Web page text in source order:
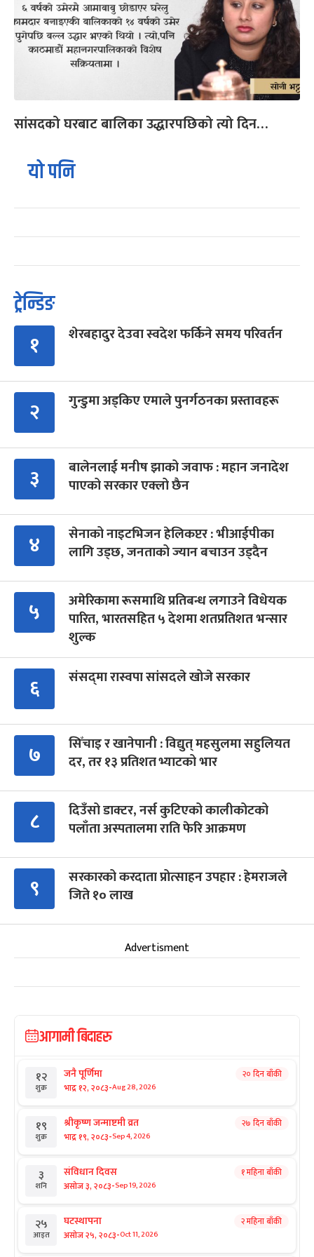
सांसदको घरबाट बालिका उद्धारपछिको त्यो दिन…
यो पनि
ट्रेन्डिङ
१ शेरबहादुर देउवा स्वदेश फर्किने समय परिवर्तन
२ गुन्डुमा अड्किए एमाले पुनर्गठनका प्रस्तावहरू
३
बालेनलाई मनीष झाको जवाफ : महान जनादेश
पाएको सरकार एक्लो छैन
४
सेनाको नाइटभिजन हेलिकप्टर : भीआईपीका
लागि उड्छ, जनताको ज्यान बचाउन उड्दैन
५
अमेरिकामा रूसमाथि प्रतिबन्ध लगाउने विधेयक
पारित, भारतसहित ५ देशमा शतप्रतिशत भन्सार
शुल्क
६ संसद्‍मा रास्वपा सांसदले खोजे सरकार
७
सिँचाइ र खानेपानी : विद्युत् महसुलमा सहुलियत
दर, तर १३ प्रतिशत भ्याटको भार
८
दिउँसो डाक्टर, नर्स कुटिएको कालीकोटको
पलाँता अस्पतालमा राति फेरि आक्रमण
९
सरकारको करदाता प्रोत्साहन उपहार : हेमराजले
जिते १० लाख
Advertisment
आगामी बिदाहरु
१२
शुक्र
जनै पूर्णिमा
भाद्र १२, २०८३-Aug 28, 2026
२० दिन बाँकी
१९
शुक्र
श्रीकृष्ण जन्माष्टमी व्रत
भाद्र १९, २०८३-Sep 4, 2026
२७ दिन बाँकी
३
शनि
संविधान दिवस
असोज ३, २०८३-Sep 19, 2026
१ महिना बाँकी
२५
आइत
घटस्थापना
असोज २५, २०८३-Oct 11, 2026
२ महिना बाँकी